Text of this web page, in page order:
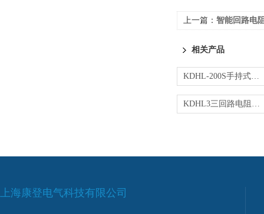
上一篇： 智能回路电
相关产品
KDHL-200S手持式回路电阻测试仪
KDHL3三回路电阻测试仪
上海康登电气科技有限公司